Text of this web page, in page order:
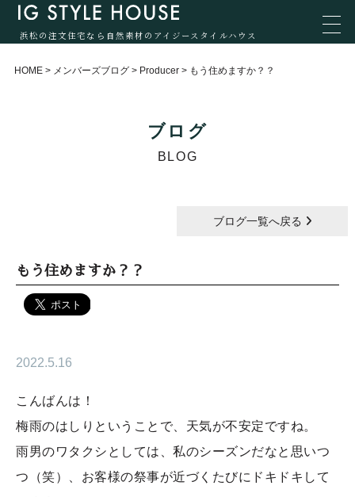
浜松の注文住宅なら自然素材のアイジースタイルハウス
HOME > メンバーズブログ > Producer > もう住めますか？？
ブログ
BLOG
ブログ一覧へ戻る
もう住めますか？？
2022.5.16
こんばんは！
梅雨のはしりということで、天気が不安定ですね。
雨男のワタクシとしては、私のシーズンだなと思いつ
つ（笑）、お客様の祭事が近づくたびにドキドキして